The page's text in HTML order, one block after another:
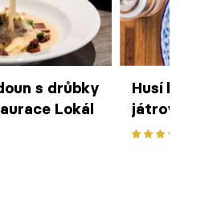
s drůbky
Lokál
Husí
játrovými
domácími